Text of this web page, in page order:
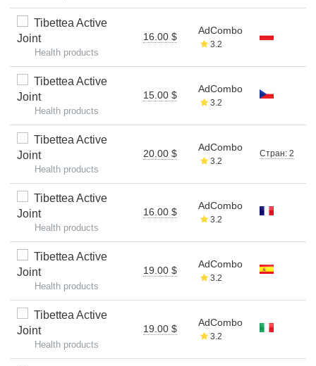
Tibettea Active
Joint
Health products
16.00 $
AdCombo
3.2
Tibettea Active
Joint
Health products
15.00 $
AdCombo
3.2
Tibettea Active
Joint
Health products
20.00 $
AdCombo
3.2
Стран: 2
Tibettea Active
Joint
Health products
16.00 $
AdCombo
3.2
Tibettea Active
Joint
Health products
19.00 $
AdCombo
3.2
Tibettea Active
Joint
Health products
19.00 $
AdCombo
3.2